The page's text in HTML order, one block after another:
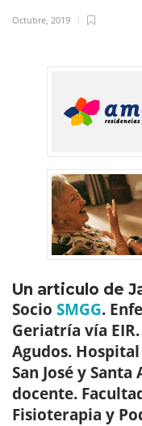
Octubre, 2019
Un articulo de
Socio SMGG.
Geriatría vía
Agudos.
San José y
docente.
Fisioterapia y